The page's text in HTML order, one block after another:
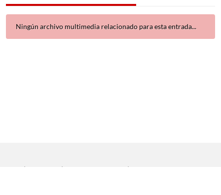
Ningún archivo multimedia relacionado para esta entrada...
| | |